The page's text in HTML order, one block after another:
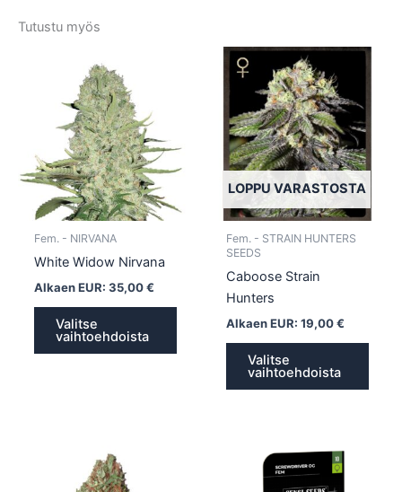
Tutustu myös
Fem. - NIRVANA
White Widow Nirvana
Alkaen EUR: 35,00€
Valitse
vaihtoehdoista
muunnelma.
Voit
valinnat
LOPPU VARASTOSTA
Fem. - STRAIN HUNTERS
SEEDS
Caboose Strain
Hunters
Alkaen EUR: 19,00€
Valitse
vaihtoehdoista